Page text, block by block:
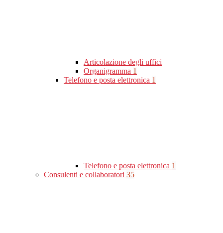
Articolazione degli uffici
Organigramma 1
Telefono e posta elettronica 1
Telefono e posta elettronica 1
Consulenti e collaboratori 35